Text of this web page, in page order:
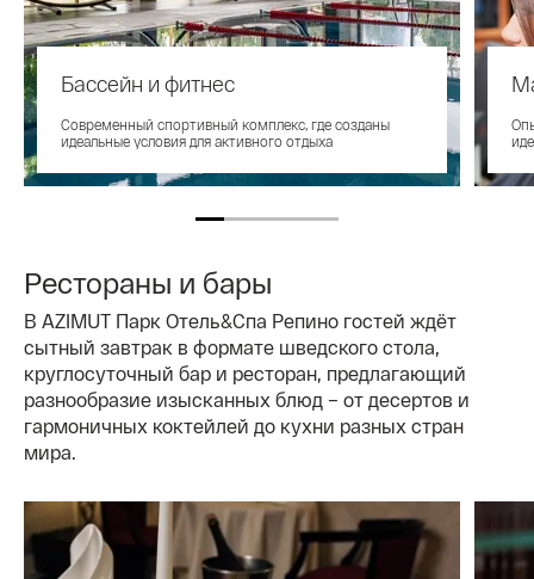
Бассейн и фитнес
Современный спортивный комплекс, где созданы
идеальные условия для активного отдыха
Рестораны и бары
В AZIMUT Парк Отель&Спа Репино гостей ждёт
сытный завтрак в формате шведского стола,
круглосуточный бар и ресторан, предлагающий
разнообразие изысканных блюд – от десертов и
гармоничных коктейлей до кухни разных стран
мира.